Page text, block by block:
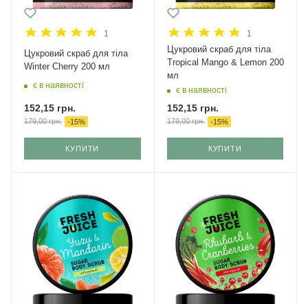
1
Цукровий скраб для тіла
Winter Cherry 200 мл
є в наявності
152,15 грн.
179,00грн. -15%
КУПИТИ
1
Цукровий скраб для тіла
Tropical Mango & Lemon 200
мл
є в наявності
152,15грн.
179,00грн. -15%
КУПИТИ